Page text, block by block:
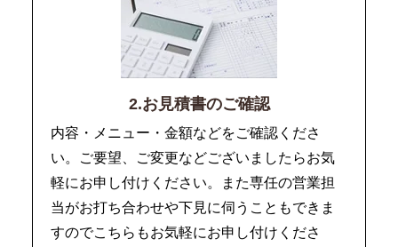
2.お見積書のご確認
内容・メニュー・金額などをご確認くださ
い。ご要望、ご変更などございましたらお気
軽にお申し付けください。また専任の営業担
当がお打ち合わせや下見に伺うこともできま
すのでこちらもお気軽にお申し付けくださ